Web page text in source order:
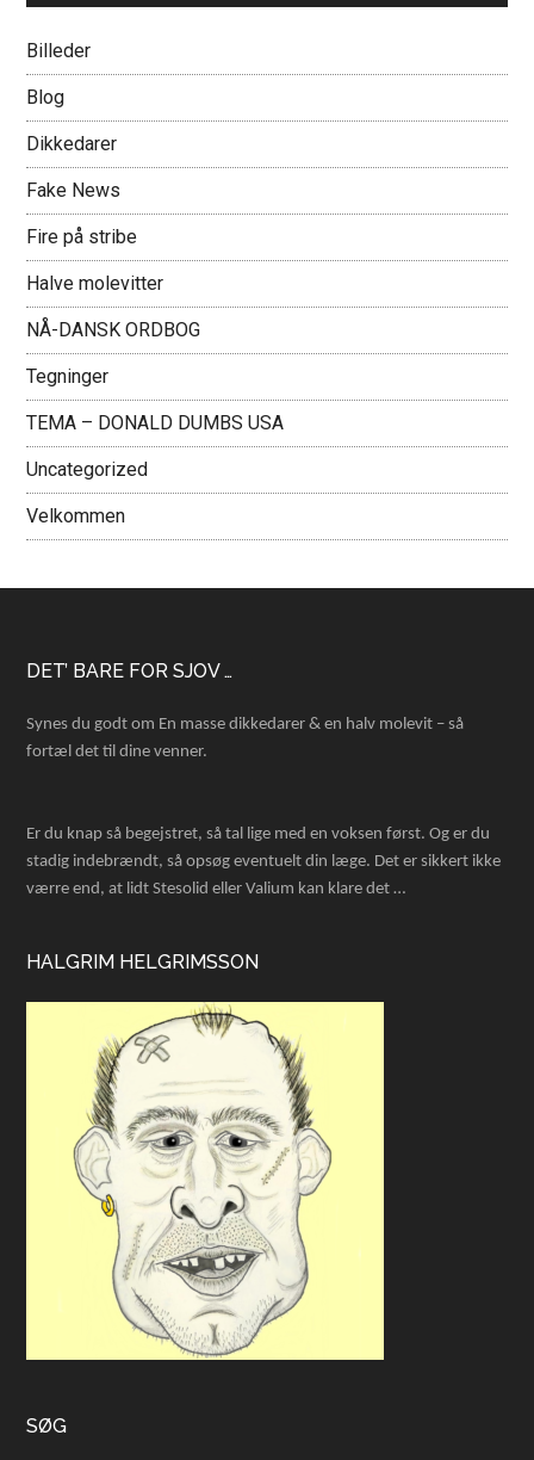
Billeder
Blog
Dikkedarer
Fake News
Fire på stribe
Halve molevitter
NÅ-DANSK ORDBOG
Tegninger
TEMA – DONALD DUMBS USA
Uncategorized
Velkommen
Footer
DET’ BARE FOR SJOV …
Synes du godt om En masse dikkedarer & en halv molevit – så
fortæl det til dine venner.
Er du knap så begejstret, så tal lige med en voksen først. Og er du
stadig indebrændt, så opsøg eventuelt din læge. Det er sikkert ikke
værre end, at lidt Stesolid eller Valium kan klare det …
HALGRIM HELGRIMSSON
SØG